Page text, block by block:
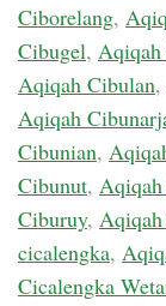
Ciborelang,
Cibugel, Aqiqah
Aqiqah Cibulan,
Aqiqah
Cibunian,
Cibunut,
Ciburuy,
cicalengka,
Cicalengka